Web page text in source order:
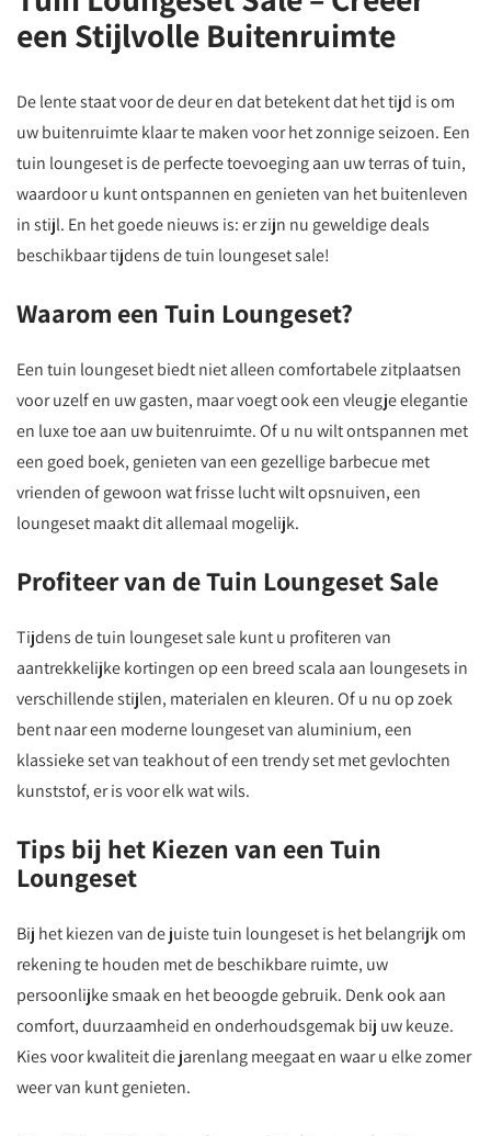
een Stijlvolle Buitenruimte
De lente staat voor de deur en dat betekent dat het tijd is om
uw buitenruimte klaar te maken voor het zonnige seizoen. Een
tuin loungeset is de perfecte toevoeging aan uw terras of tuin,
waardoor u kunt ontspannen en genieten van het buitenleven
in stijl. En het goede nieuws is: er zijn nu geweldige deals
beschikbaar tijdens de tuin loungeset sale!
Waarom een Tuin Loungeset?
Een tuin loungeset biedt niet alleen comfortabele zitplaatsen
voor uzelf en uw gasten, maar voegt ook een vleugje elegantie
en luxe toe aan uw buitenruimte. Of u nu wilt ontspannen met
een goed boek, genieten van een gezellige barbecue met
vrienden of gewoon wat frisse lucht wilt opsnuiven, een
loungeset maakt dit allemaal mogelijk.
Profiteer van de Tuin Loungeset Sale
Tijdens de tuin loungeset sale kunt u profiteren van
aantrekkelijke kortingen op een breed scala aan loungesets in
verschillende stijlen, materialen en kleuren. Of u nu op zoek
bent naar een moderne loungeset van aluminium, een
klassieke set van teakhout of een trendy set met gevlochten
kunststof, er is voor elk wat wils.
Tips bij het Kiezen van een Tuin
Loungeset
Bij het kiezen van de juiste tuin loungeset is het belangrijk om
rekening te houden met de beschikbare ruimte, uw
persoonlijke smaak en het beoogde gebruik. Denk ook aan
comfort, duurzaamheid en onderhoudsgemak bij uw keuze.
Kies voor kwaliteit die jarenlang meegaat en waar u elke zomer
weer van kunt genieten.